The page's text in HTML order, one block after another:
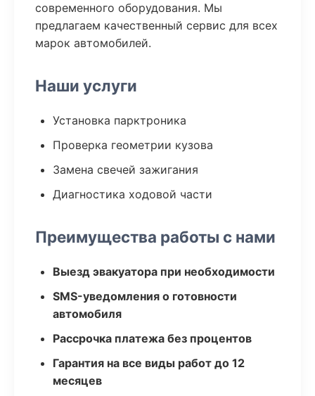
современного оборудования. Мы
предлагаем качественный сервис для всех
марок автомобилей.
Наши услуги
Установка парктроника
Проверка геометрии кузова
Замена свечей зажигания
Диагностика ходовой части
Преимущества работы с нами
Выезд эвакуатора при необходимости
SMS-уведомления о готовности
автомобиля
Рассрочка платежа без процентов
Гарантия на все виды работ до 12
месяцев